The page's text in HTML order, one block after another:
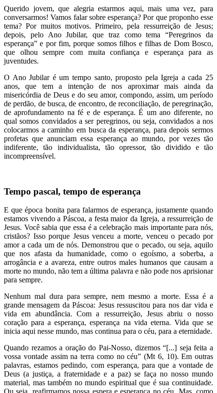
Querido jovem, que alegria estarmos aqui, mais uma vez, para
conversarmos! Vamos falar sobre esperança? Por que proponho esse
tema? Por muitos motivos. Primeiro, pela ressurreição de Jesus;
depois, pelo Ano Jubilar, que traz como tema “Peregrinos da
esperança” e por fim, porque somos filhos e filhas de Dom Bosco,
que olhou sempre com muita confiança e esperança para as
juventudes.
O Ano Jubilar é um tempo santo, proposto pela Igreja a cada 25
anos, que tem a intenção de nos aproximar mais ainda da
misericórdia de Deus e do seu amor, compondo, assim, um período
de perdão, de busca, de encontro, de reconciliação, de peregrinação,
de aprofundamento na fé e de esperança. É um ano diferente, no
qual somos convidados a ser peregrinos, ou seja, convidados a nos
colocarmos a caminho em busca da esperança, para depois sermos
profetas que anunciam essa esperança ao mundo, por vezes tão
indiferente, tão individualista, tão opressor, tão dividido e tão
incompreensível.
Tempo pascal, tempo de esperança
E que época bonita para falarmos de esperança, justamente quando
estamos vivendo a Páscoa, a festa maior da Igreja, a ressurreição de
Jesus. Você sabia que essa é a celebração mais importante para nós,
cristãos? Isso porque Jesus venceu a morte, venceu o pecado por
amor a cada um de nós. Demonstrou que o pecado, ou seja, aquilo
que nos afasta da humanidade, como o egoísmo, a soberba, a
arrogância e a avareza, entre outros males humanos que causam a
morte no mundo, não tem a última palavra e não pode nos aprisionar
para sempre.
Nenhum mal dura para sempre, nem mesmo a morte. Essa é a
grande mensagem da Páscoa: Jesus ressuscitou para nos dar vida e
vida em abundância. Com a ressurreição, Jesus abriu o nosso
coração para a esperança, esperança na vida eterna. Vida que se
inicia aqui nesse mundo, mas continua para o céu, para a eternidade.
Quando rezamos a oração do Pai-Nosso, dizemos “[...] seja feita a
vossa vontade assim na terra como no céu” (Mt 6, 10). Em outras
palavras, estamos pedindo, com esperança, para que a vontade de
Deus (a justiça, a fraternidade e a paz) se faça no nosso mundo
material, mas também no mundo espiritual que é sua continuidade.